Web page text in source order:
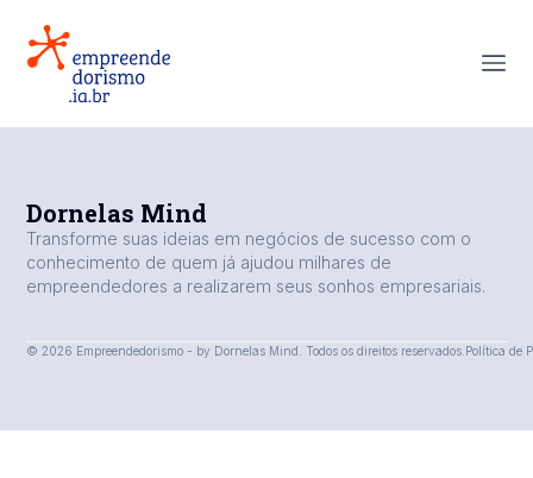
Dornelas Mind
Transforme suas ideias em negócios de sucesso com o
conhecimento de quem já ajudou milhares de
empreendedores a realizarem seus sonhos empresariais.
© 2026 Empreendedorismo - by Dornelas Mind. Todos os direitos reservados. Política de